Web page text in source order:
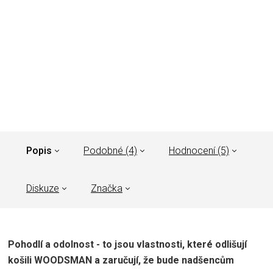
Popis Podobné (4) Hodnocení (5)
Diskuze Značka
Pohodlí a odolnost - to jsou vlastnosti, které odlišují
košili WOODSMAN a zaručují, že bude nadšencům